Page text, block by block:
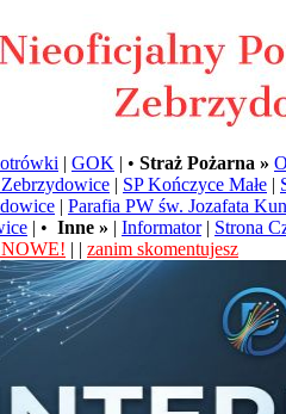
| GOK | • Straż Pożarna »
| SP Kończyce Małe |
| Parafia PW św. Jozafata
| • Inne » | Informator| Strona
NOWE! | | zanim skomentujesz